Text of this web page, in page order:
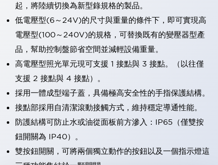
起，將陸續切換為新型錄規格的製品。
低電壓型(6～24V)的尺寸與重量的條件下，即可實現高
電壓型(100～240V)的規格，可替換既有的變壓器型產
品，幫助控制盤節省空間並減輕設備重量。
高電壓型照光單元現可支援 1 接點與 3 接點。（以往僅
支援 2 接點與 4 接點）。
採用一體成型端子蓋，具備極高安全性的手指保護結構。
接點部採用自清潔滾動接觸方式，維持穩定導通性能。
防護結構可防止水或油從面板前方滲入：IP65（僅雙按
鈕開關為 IP40）。
雙按鈕開關，可將兩個獨立動作的按鈕以及一個指示燈這